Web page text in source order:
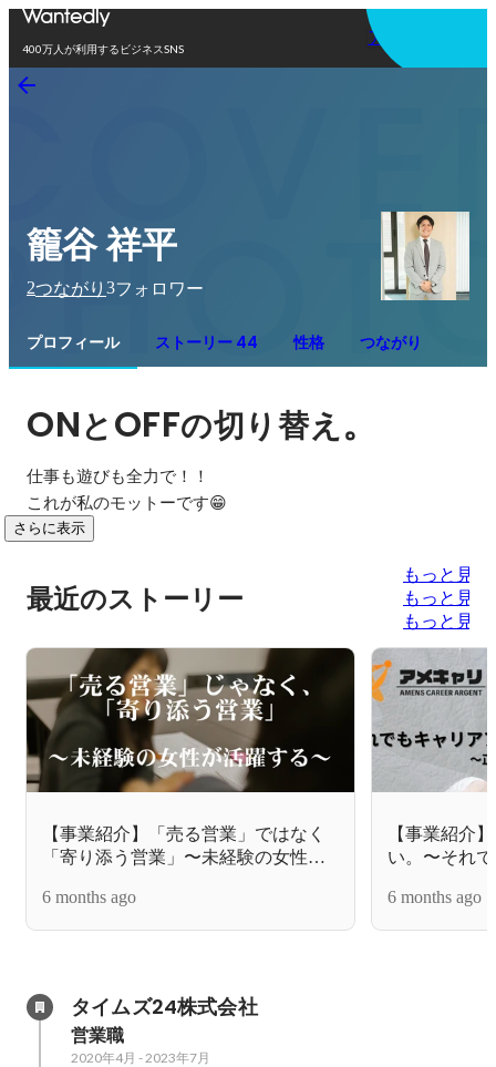
400万人が利用するビジネスSNS
アプリを使う
籠谷 祥平
2つながり 3フォロワー
プロフィール ストーリー 44 性格 つながり
ONとOFFの切り替え。
仕事も遊びも全力で！！
これが私のモットーです😁
さらに表示
最近のストーリー
もっと見る
もっと見る
もっと見る
【事業紹介】「売る営業」ではなく
「寄り添う営業」〜未経験の女性が
6 months ago
【事業紹介
い。〜それ
6 months ago
タイムズ24株式会社
営業職
2020年4月 - 2023年7月